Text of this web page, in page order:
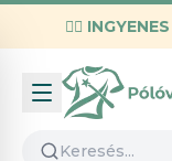
✌🏼
Infó
Kapcsolat